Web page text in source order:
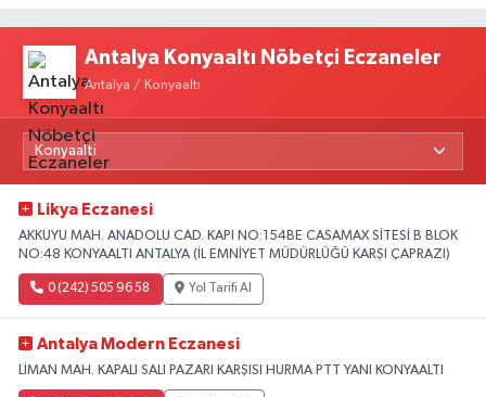
Antalya Konyaaltı Nöbetçi Eczaneler
Antalya / Konyaaltı
Likya Eczanesi
AKKUYU MAH. ANADOLU CAD. KAPI NO:154BE CASAMAX SİTESİ B BLOK
NO:48 KONYAALTI ANTALYA (İL EMNİYET MÜDÜRLÜĞÜ KARŞI ÇAPRAZI)
0 (242) 505 96 58 Yol Tarifi Al
Antalya Modern Eczanesi
LİMAN MAH. KAPALI SALI PAZARI KARŞISI HURMA PTT YANI KONYAALTI